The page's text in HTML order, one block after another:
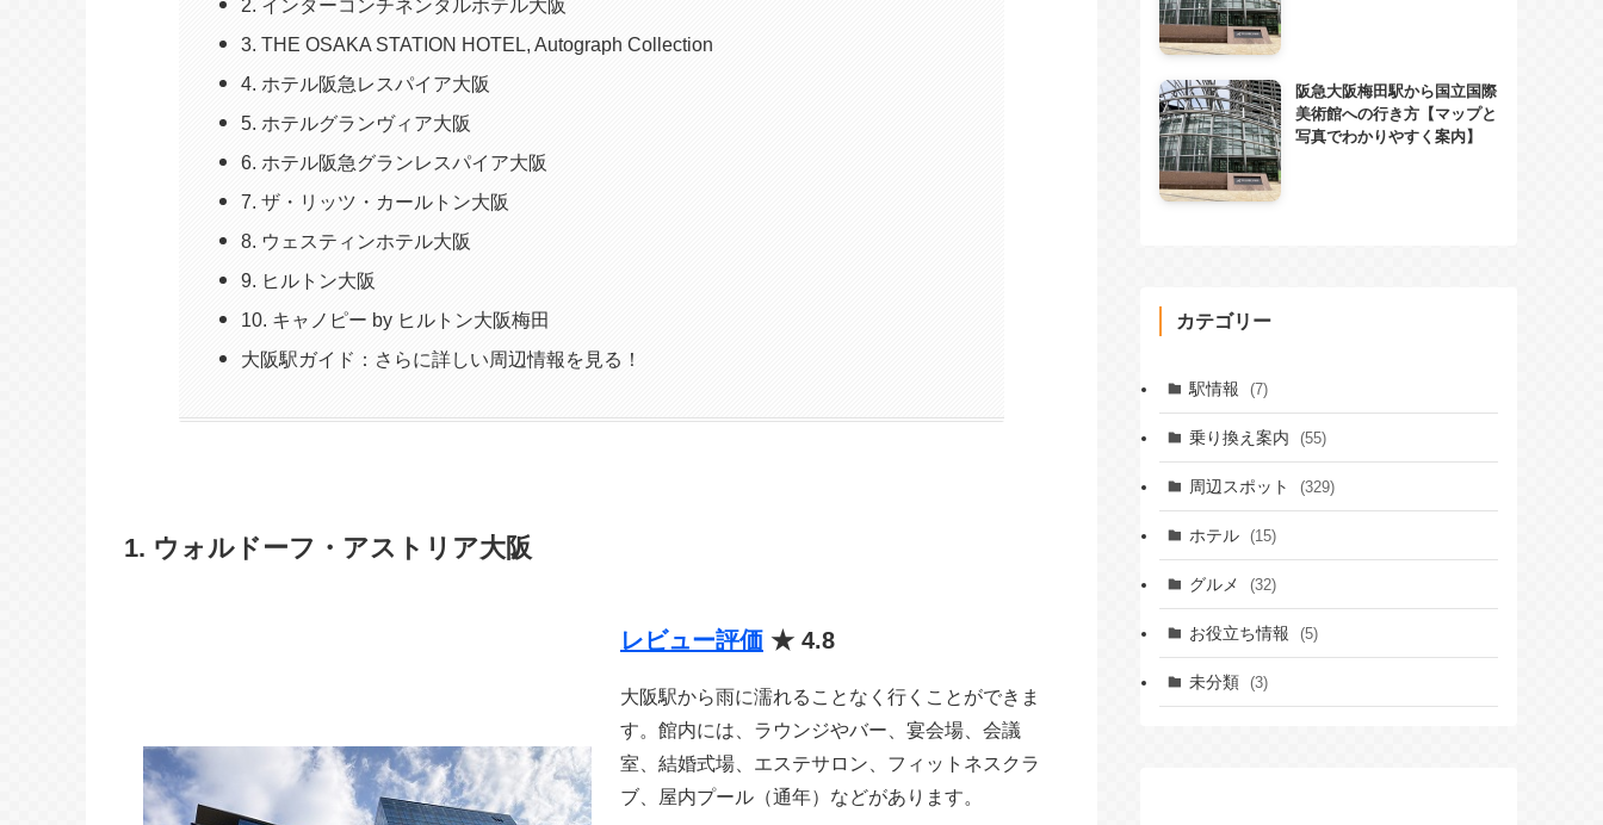
2. インターコンチネンタルホテル大阪
3. THE OSAKA STATION HOTEL, Autograph Collection
4. ホテル阪急レスパイア大阪
5. ホテルグランヴィア大阪
6. ホテル阪急グランレスパイア大阪
7. ザ・リッツ・カールトン大阪
8. ウェスティンホテル大阪
9. ヒルトン大阪
10. キャノピー by ヒルトン大阪梅田
大阪駅ガイド：さらに詳しい周辺情報を見る！
1. ウォルドーフ・アストリア大阪
レビュー評価 ★ 4.8
大阪駅から雨に濡れることなく行くことができま
す。館内には、ラウンジやバー、宴会場、会議
室、結婚式場、エステサロン、フィットネスクラ
ブ、屋内プール（通年）などがあります。
阪急大阪梅田駅から国立国際
美術館への行き方【マップと
写真でわかりやすく案内】
カテゴリー
駅情報 (7)
乗り換え案内 (55)
周辺スポット (329)
ホテル (15)
グルメ (32)
お役立ち情報 (5)
未分類 (3)